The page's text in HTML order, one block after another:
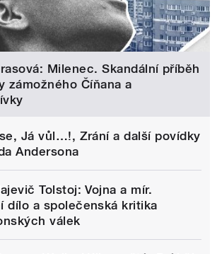
Milenec. Skandální příběh
zámožného Číňana a
Já vůl…!, Zrání a další povídky
Andersona
Tolstoj: Vojna a mír.
dílo a společenská kritika
válek